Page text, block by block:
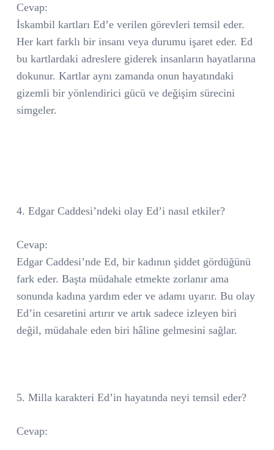
Cevap:
İskambil kartları Ed’e verilen görevleri temsil eder.
Her kart farklı bir insanı veya durumu işaret eder. Ed
bu kartlardaki adreslere giderek insanların hayatlarına
dokunur. Kartlar aynı zamanda onun hayatındaki
gizemli bir yönlendirici gücü ve değişim sürecini
simgeler.
4. Edgar Caddesi’ndeki olay Ed’i nasıl etkiler?
Cevap:
Edgar Caddesi’nde Ed, bir kadının şiddet gördüğünü
fark eder. Başta müdahale etmekte zorlanır ama
sonunda kadına yardım eder ve adamı uyarır. Bu olay
Ed’in cesaretini artırır ve artık sadece izleyen biri
değil, müdahale eden biri hâline gelmesini sağlar.
5. Milla karakteri Ed’in hayatında neyi temsil eder?
Cevap: